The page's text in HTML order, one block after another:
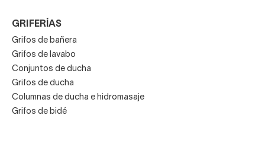
GRIFERÍAS
Grifos de bañera
Grifos de lavabo
Conjuntos de ducha
Grifos de ducha
Columnas de ducha e hidromasaje
Grifos de bidé